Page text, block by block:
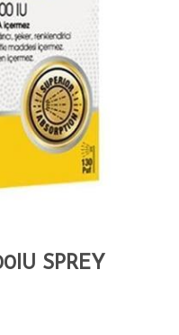
SPREY